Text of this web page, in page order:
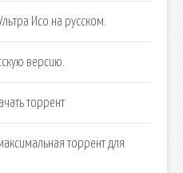
Исо на русском.
версию.
торрент
торрент для